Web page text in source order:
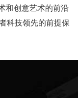
和创意艺术的前沿
科技领先的前提保